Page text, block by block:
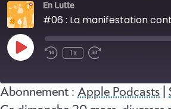
En Lutte
Play
Episode
1x
Abonnement : Apple Podcasts